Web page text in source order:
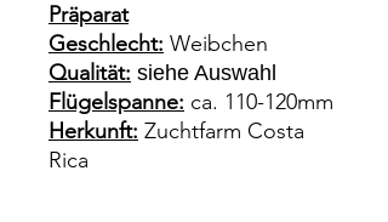
Präparat
Geschlecht: Weibchen
Qualität: siehe Auswahl
Flügelspanne: ca. 110-120mm
Herkunft: Zuchtfarm Costa
Rica